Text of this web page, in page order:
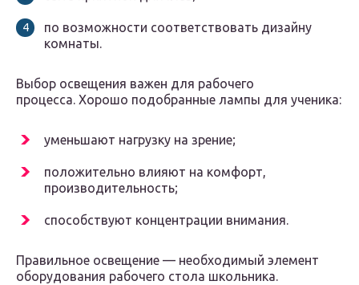
по возможности соответствовать дизайну
комнаты.
Выбор освещения важен для рабочего
процесса. Хорошо подобранные лампы для ученика:
уменьшают нагрузку на зрение;
положительно влияют на комфорт,
производительность;
способствуют концентрации внимания.
Правильное освещение — необходимый элемент
оборудования рабочего стола школьника.